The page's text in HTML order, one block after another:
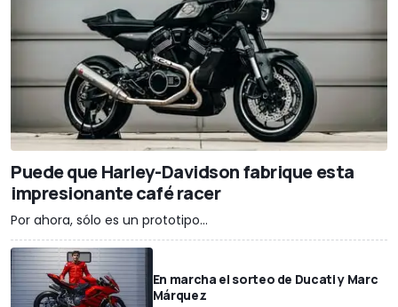
Puede que Harley-Davidson fabrique esta
impresionante café racer
Por ahora, sólo es un prototipo...
En marcha el sorteo de Ducati y Marc
Márquez